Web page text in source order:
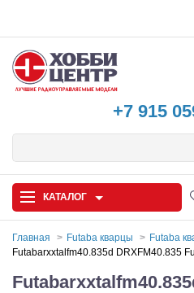
+7 915
КАТАЛОГ
Главная Futaba кварцы
Futaba
Futabarxxtalfm40.835d DRXFM40.835